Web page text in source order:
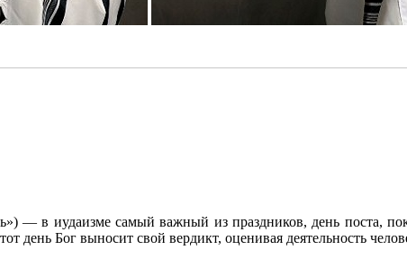
день Бог выносит свой вердикт, оценивая деятельность